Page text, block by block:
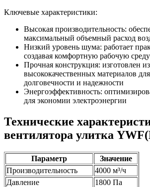
Ключевые характеристики:
Высокая производительность:
максимальный объемный расход
Низкий уровень шума: работает
создавая комфортную рабочую среду
Прочная конструкция: изготовлен из
высококачественных материалов
долговечности и надежности
Энергоэффективность:
для экономии электроэнергии
Технические
вентилятора улитка
Параметр
Значение
Производительность
4000 м³/ч
Давление
1800 Па